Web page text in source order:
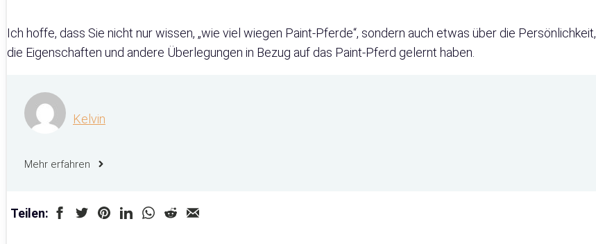
Ich hoffe, dass Sie nicht nur wissen, „wie viel wiegen Paint-Pferde“, sondern auch etwas über die Persönlichkeit,
die Eigenschaften und andere Überlegungen in Bezug auf das Paint-Pferd gelernt haben.
Kelvin
Mehr erfahren
Teilen: